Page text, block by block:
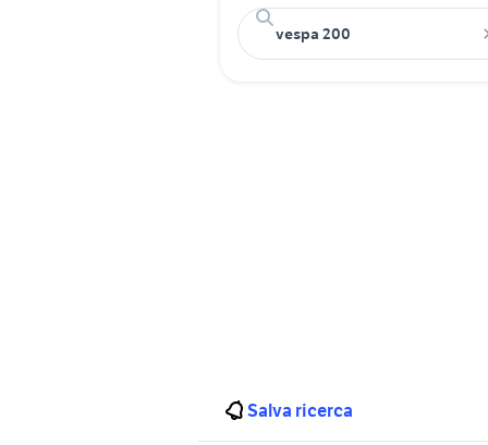
Salva ricerca